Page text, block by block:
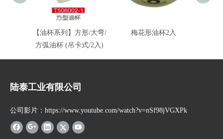
【油杯系列】方形/大弯/
方弧油杯 (吊卡式/2入)
梅花形油杯2入
陆泰工业有限公司
公司影片：https://www.youtube.com/watch?v=nSf98jVGXPk